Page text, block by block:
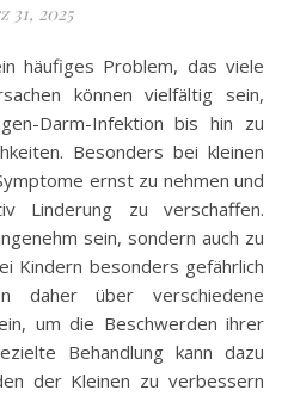
31, 2025
können vielfältig sein,
Darm-Infektion bis hin zu
Besonders bei kleinen
ernst zu nehmen und
Linderung zu verschaffen.
sein, sondern auch zu
Kindern besonders gefährlich
daher über verschiedene
um die Beschwerden ihrer
Behandlung kann dazu
der Kleinen zu verbessern